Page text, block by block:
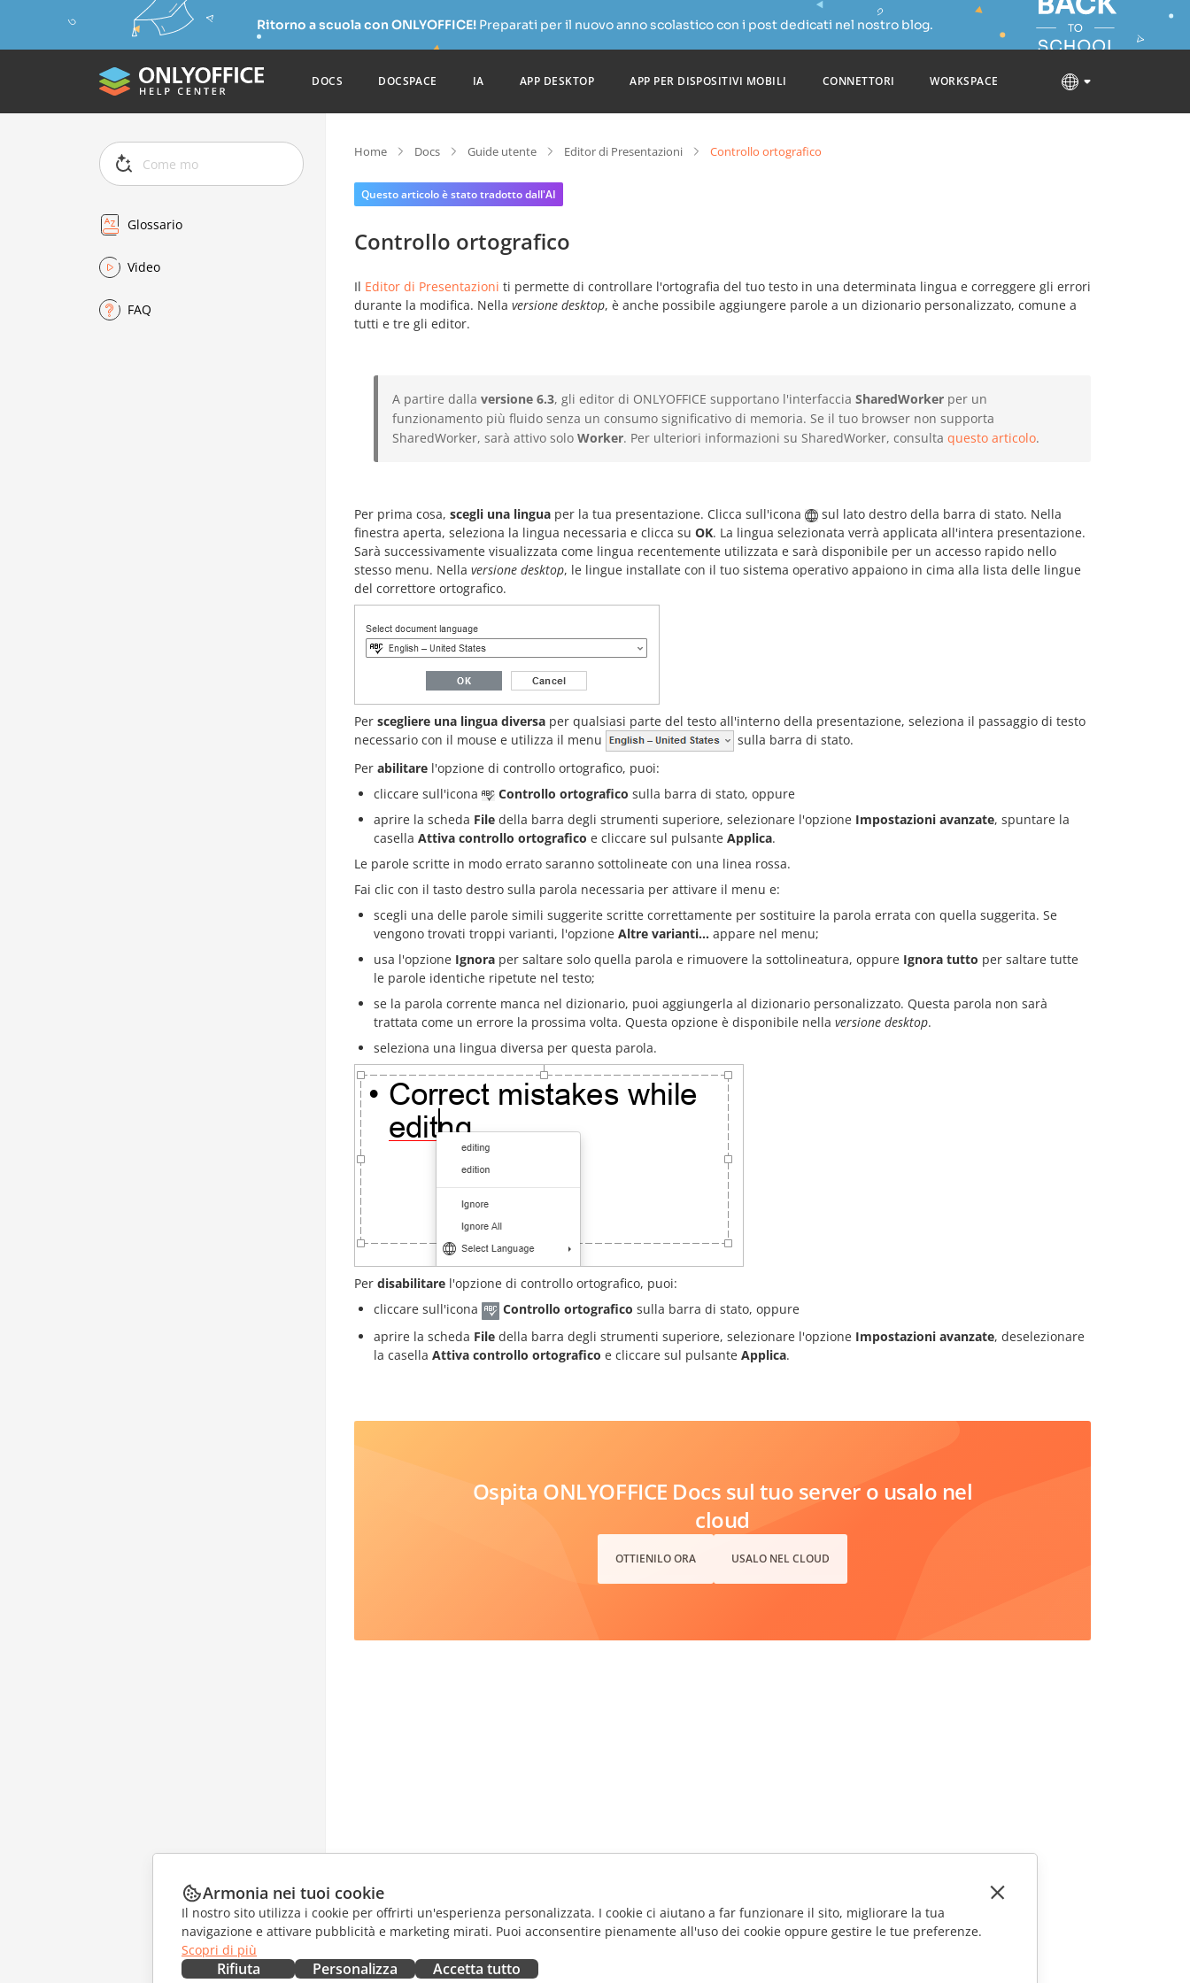
Ritorno a scuola con ONLYOFFICE! Preparati per il nuovo anno scolastico con i post dedicati nel nostro blog.
DOCS DOCSPACE IA APP DESKTOP APP PER DISPOSITIVI MOBILI CONNETTORI WORKSPACE
Glossario
Video
FAQ
Home Docs Guide utente Editor di Presentazioni Controllo ortografico
Questo articolo è stato tradotto dall'AI
Controllo ortografico
Il Editor di Presentazioni ti permette di controllare l'ortografia del tuo testo in una determinata lingua e correggere gli errori
durante la modifica. Nella versione desktop, è anche possibile aggiungere parole a un dizionario personalizzato, comune a
tutti e tre gli editor.
A partire dalla versione 6.3, gli editor di ONLYOFFICE supportano l'interfaccia SharedWorker per un
funzionamento più fluido senza un consumo significativo di memoria. Se il tuo browser non supporta
SharedWorker, sarà attivo solo Worker. Per ulteriori informazioni su SharedWorker, consulta questo articolo.
Per prima cosa, scegli una lingua per la tua presentazione. Clicca sull'icona
sul lato destro della barra di stato. Nella
finestra aperta, seleziona la lingua necessaria e clicca su OK. La lingua selezionata verrà applicata all'intera presentazione.
Sarà successivamente visualizzata come lingua recentemente utilizzata e sarà disponibile per un accesso rapido nello
stesso menu. Nella versione desktop, le lingue installate con il tuo sistema operativo appaiono in cima alla lista delle lingue
del correttore ortografico.
Per scegliere una lingua diversa per qualsiasi parte del testo all'interno della presentazione, seleziona il passaggio di testo
necessario con il mouse e utilizza il menu
sulla barra di stato.
Per abilitare l'opzione di controllo ortografico, puoi:
cliccare sull'icona
Controllo ortografico sulla barra di stato, oppure
aprire la scheda File della barra degli strumenti superiore, selezionare l'opzione Impostazioni avanzate, spuntare la
casella Attiva controllo ortografico e cliccare sul pulsante Applica.
Le parole scritte in modo errato saranno sottolineate con una linea rossa.
Fai clic con il tasto destro sulla parola necessaria per attivare il menu e:
scegli una delle parole simili suggerite scritte correttamente per sostituire la parola errata con quella suggerita. Se
vengono trovati troppi varianti, l'opzione Altre varianti... appare nel menu;
usa l'opzione Ignora per saltare solo quella parola e rimuovere la sottolineatura, oppure Ignora tutto per saltare tutte
le parole identiche ripetute nel testo;
se la parola corrente manca nel dizionario, puoi aggiungerla al dizionario personalizzato. Questa parola non sarà
trattata come un errore la prossima volta. Questa opzione è disponibile nella versione desktop.
seleziona una lingua diversa per questa parola.
Per disabilitare l'opzione di controllo ortografico, puoi:
cliccare sull'icona
Controllo ortografico sulla barra di stato, oppure
aprire la scheda File della barra degli strumenti superiore, selezionare l'opzione Impostazioni avanzate, deselezionare
la casella Attiva controllo ortografico e cliccare sul pulsante Applica.
Ospita ONLYOFFICE Docs sul tuo server o usalo nel
cloud
OTTIENILO ORA USALO NEL CLOUD
Armonia nei tuoi cookie
Il nostro sito utilizza i cookie per offrirti un'esperienza personalizzata. I cookie ci aiutano a far funzionare il sito, migliorare la tua
navigazione e attivare pubblicità e marketing mirati. Puoi acconsentire pienamente all'uso dei cookie oppure gestire le tue preferenze.
Scopri di più
Rifiuta Personalizza Accetta tutto